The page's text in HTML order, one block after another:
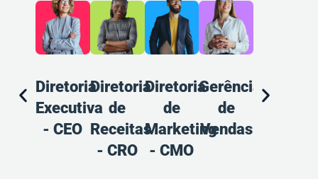
Diretoria
Executiva
- CEO
Diretoria
de
Receitas
- CRO
Diretoria
de
Marketing
- CMO
Gerência
de
Vendas
Gerência